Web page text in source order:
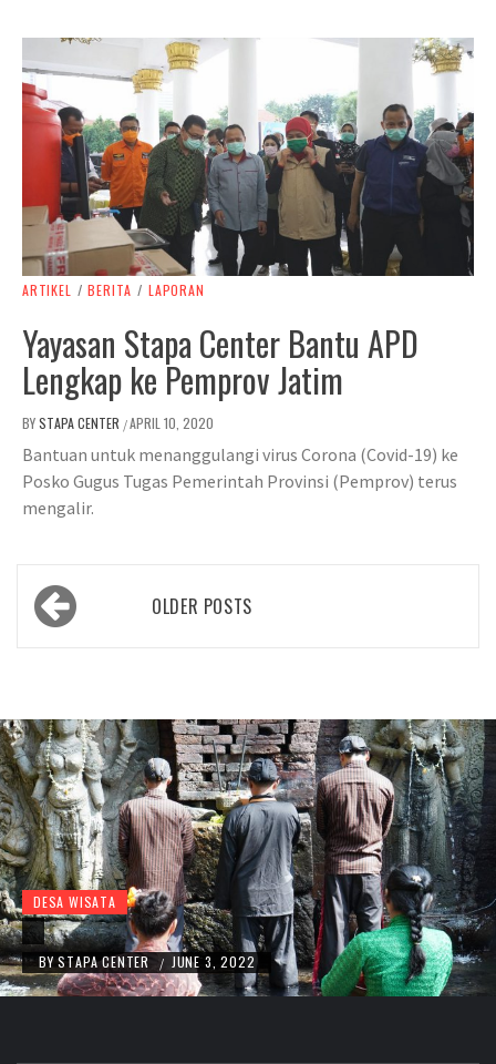
ARTIKEL / BERITA / LAPORAN
Yayasan Stapa Center Bantu APD
Lengkap ke Pemprov Jatim
BYSTAPA CENTER /APRIL 10, 2020
Bantuan untuk menanggulangi virus Corona (Covid-19) ke
Posko Gugus Tugas Pemerintah Provinsi (Pemprov) terus
mengalir.
Posts
navigationOLDER POSTS
DESA WISATA
BY STAPA CENTER / JUNE 3, 2022